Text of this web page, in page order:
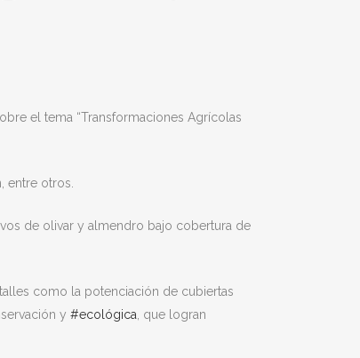
el tema “Transformaciones Agrícolas
entre otros.
de olivar y almendro bajo cobertura de
como la potenciación de cubiertas
y #ecológica , que logran